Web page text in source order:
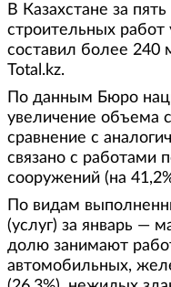
В Казахстане за
строительных работ
составил более 240
Total.kz.
По данным Бюро
увеличение объема
сравнение с
связано с работами
сооружений (на
По видам
(услуг) за январь —
долю занимают
автомобильных,